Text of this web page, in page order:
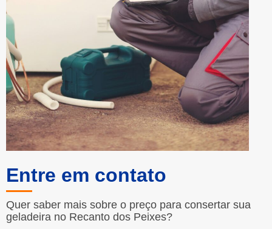
Entre em contato
Quer saber mais sobre o preço para consertar sua
geladeira no Recanto dos Peixes?